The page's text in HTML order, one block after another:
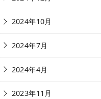
2024年10月
2024年7月
2024年4月
2023年11月